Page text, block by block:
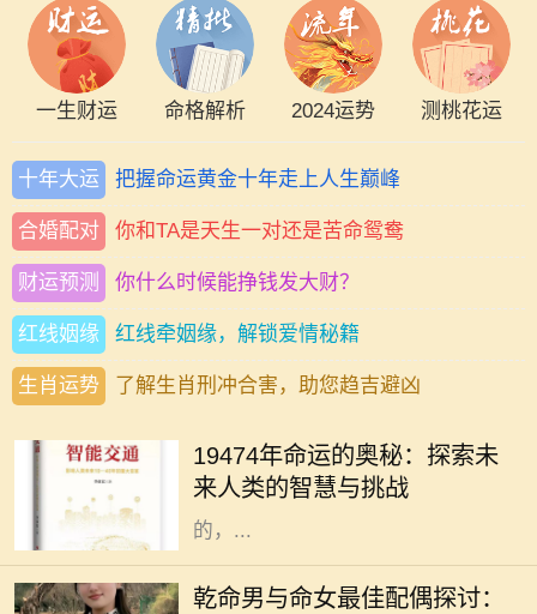
一生财运 命格解析 2024运势 测桃花运
十年大运 把握命运黄金十年走上人生巅峰
合婚配对 你和TA是天生一对还是苦命鸳鸯
财运预测 你什么时候能挣钱发大财？
红线姻缘 红线牵姻缘，解锁爱情秘籍
生肖运势 了解生肖刑冲合害，助您趋吉避凶
19474年命运的奥秘：探索未
来人类的智慧与挑战
19474年，这一神秘的年份似乎充满
生命而言，命运从来没有固定的答
案。在这未来的年代间，人们所经历
的，...
乾命男与命女最佳配偶探讨：
在中华传统命理学中，命理不仅可以
影响一个人的性格和命运，还可以影
响其与他人的相处和和谐程度。尤其